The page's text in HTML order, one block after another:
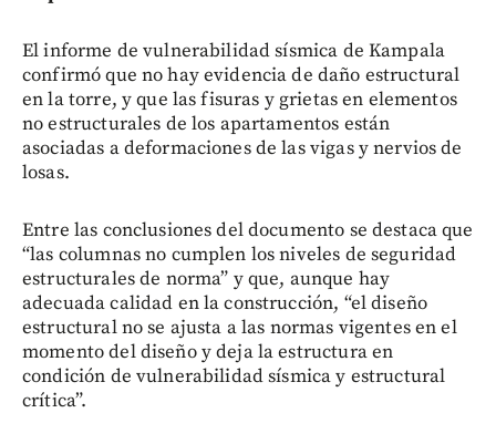
El informe de vulnerabilidad sísmica de Kampala
confirmó que no hay evidencia de daño estructural
en la torre, y que las fisuras y grietas en elementos
no estructurales de los apartamentos están
asociadas a deformaciones de las vigas y nervios de
losas.
Entre las conclusiones del documento se destaca que
“las columnas no cumplen los niveles de seguridad
estructurales de norma” y que, aunque hay
adecuada calidad en la construcción, “el diseño
estructural no se ajusta a las normas vigentes en el
momento del diseño y deja la estructura en
condición de vulnerabilidad sísmica y estructural
crítica”.